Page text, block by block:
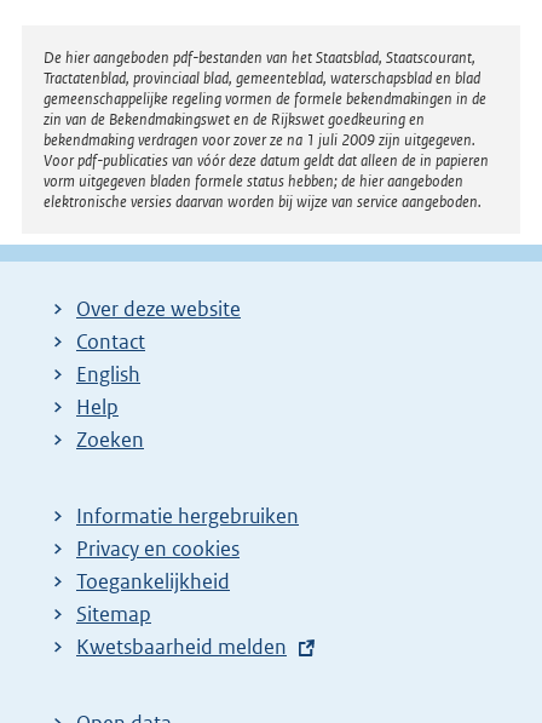
Disclaimer
De hier aangeboden pdf-bestanden van het Staatsblad, Staatscourant,
Tractatenblad, provinciaal blad, gemeenteblad, waterschapsblad en blad
gemeenschappelijke regeling vormen de formele bekendmakingen in de
zin van de Bekendmakingswet en de Rijkswet goedkeuring en
bekendmaking verdragen voor zover ze na 1 juli 2009 zijn uitgegeven.
Voor pdf-publicaties van vóór deze datum geldt dat alleen de in papieren
vorm uitgegeven bladen formele status hebben; de hier aangeboden
elektronische versies daarvan worden bij wijze van service aangeboden.
Over deze website
Contact
English
Help
Zoeken
Informatie hergebruiken
Privacy en cookies
Toegankelijkheid
Sitemap
E
t
Kwetsbaarheid melden